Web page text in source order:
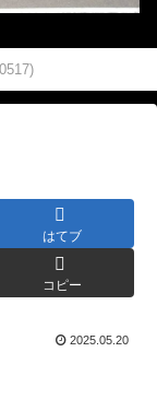
はてブ
コピー
2025.05.20